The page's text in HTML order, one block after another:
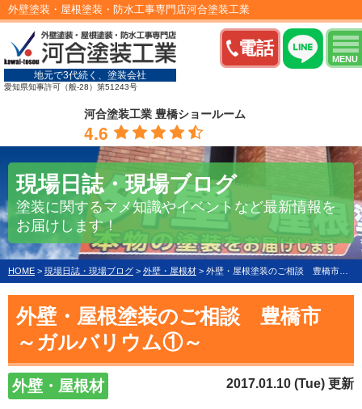
電話
MENU
外壁塗装・屋根塗装・防水工事専門店河合塗装工業
地元で3代続く、塗装会社
愛知県知事許可（般-28）第51243号
河合塗装工業 豊橋ショールーム
4.6
現場日誌・現場ブログ
塗装に関するマメ知識やイベントなど最新情報を
お届けします！
HOME > 現場日誌・現場ブログ > 外壁・屋根材 > 外壁・屋根塗装のご相談 豊橋市 ～ガルバリウム①～
外壁・屋根塗装のご相談 豊橋市
～ガルバリウム①～
外壁・屋根材 2017.01.10 (Tue) 更新